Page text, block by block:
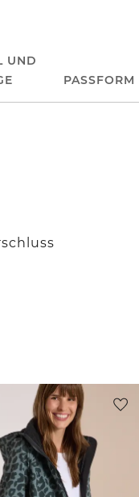
UND
PASSFORM